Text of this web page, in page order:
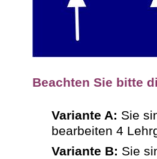
Beachten Sie bitte
Variante A: Sie
bearbeiten 4
Variante B: Sie